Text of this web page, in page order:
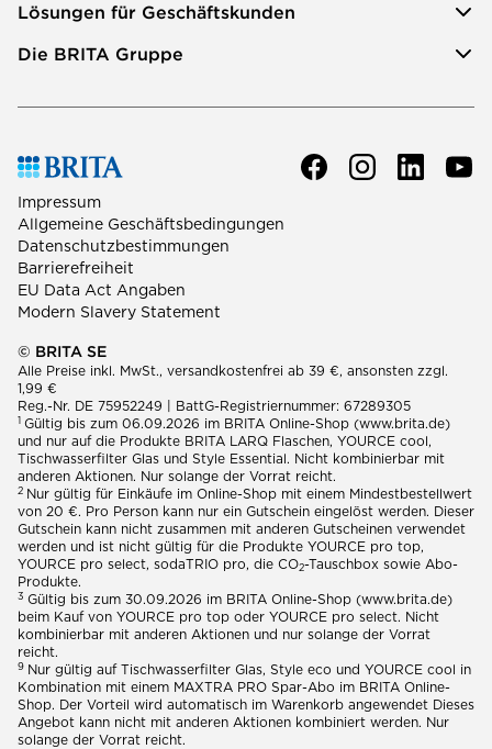
Lösungen für Geschäftskunden
Die BRITA Gruppe
Impressum
Allgemeine Geschäftsbedingungen
Datenschutzbestimmungen
Barrierefreiheit
EU Data Act Angaben
Modern Slavery Statement
© BRITA SE
Alle Preise inkl. MwSt., versandkostenfrei ab 39 €, ansonsten zzgl.
1,99 €
Reg.-Nr. DE 75952249 | BattG-Registriernummer: 67289305
1 Gültig bis zum 06.09.2026 im BRITA Online-Shop (www.brita.de)
und nur auf die Produkte BRITA LARQ Flaschen, YOURCE cool,
Tischwasserfilter Glas und Style Essential. Nicht kombinierbar mit
anderen Aktionen. Nur solange der Vorrat reicht.
2 Nur gültig für Einkäufe im Online-Shop mit einem Mindestbestellwert
von 20 €. Pro Person kann nur ein Gutschein eingelöst werden. Dieser
Gutschein kann nicht zusammen mit anderen Gutscheinen verwendet
werden und ist nicht gültig für die Produkte YOURCE pro top,
YOURCE pro select, sodaTRIO pro, die CO2-Tauschbox sowie Abo-
Produkte.
3 Gültig bis zum 30.09.2026 im BRITA Online-Shop (www.brita.de)
beim Kauf von YOURCE pro top oder YOURCE pro select. Nicht
kombinierbar mit anderen Aktionen und nur solange der Vorrat
reicht.
9 Nur gültig auf Tischwasserfilter Glas, Style eco und YOURCE cool in
Kombination mit einem MAXTRA PRO Spar-Abo im BRITA Online-
Shop. Der Vorteil wird automatisch im Warenkorb angewendet Dieses
Angebot kann nicht mit anderen Aktionen kombiniert werden. Nur
solange der Vorrat reicht.